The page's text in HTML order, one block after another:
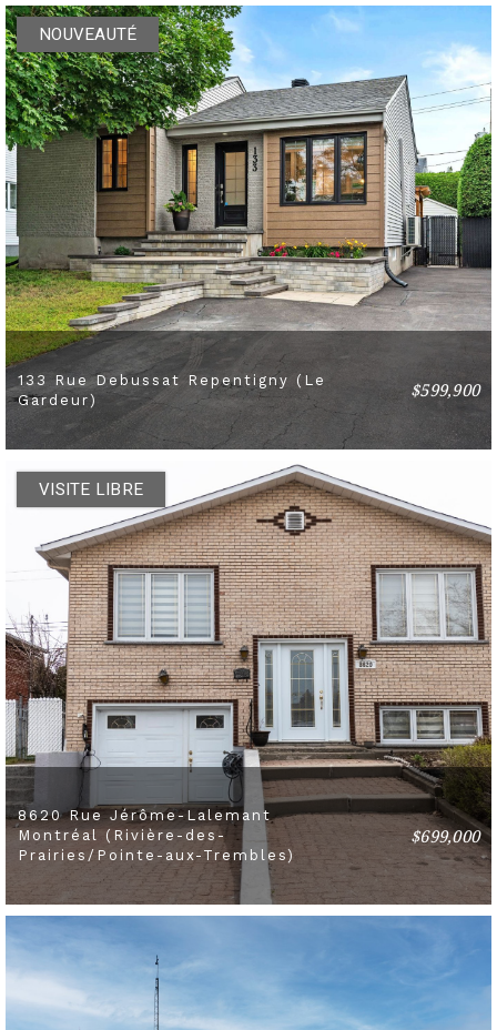
NOUVEAUTÉ
133 Rue Debussat Repentigny (Le
Gardeur)
$599,900
4 BEDS 2 BATHS
VISITE LIBRE
8620 Rue Jérôme-Lalemant
Montréal (Rivière-des-
Prairies/Pointe-aux-Trembles)
$699,000
5 BEDS 2 BATHS